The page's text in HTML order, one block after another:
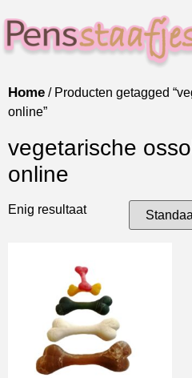
Home / Producten getagged
online”
vegetarische
online
Enig resultaat